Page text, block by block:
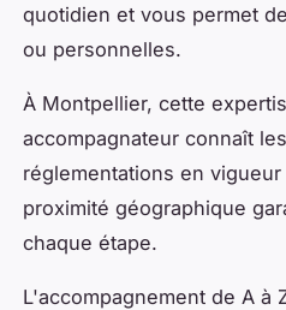
quotidien et vous permet
ou personnelles.
À Montpellier, cette
accompagnateur connaît
réglementations en
proximité géographique
chaque étape.
L'accompagnement de A à